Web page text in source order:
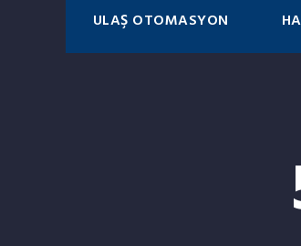
ULAŞ OTOMASYON